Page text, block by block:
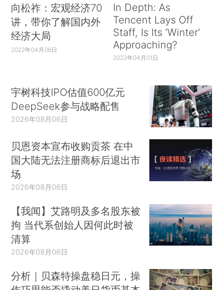
向松祚：宏观经济70
讲，带你了解国内外
经济大局
2022年04月06日
In Depth: As
Tencent Lays Off
Staff, Is Its ‘Winter’
Approaching?
2022年04月01日
宇树科技IPO估值600亿元
DeepSeek参与战略配售
2026年08月06日
贝恩资本宣布收购贡茶 在中
国大陆无法注册商标后退出市
场
2026年08月06日
【我闻】艾路明及多名股东被
拘 当代系创始人因何此时被
清算
2026年08月06日
分析｜贝森特操盘稳日元，操